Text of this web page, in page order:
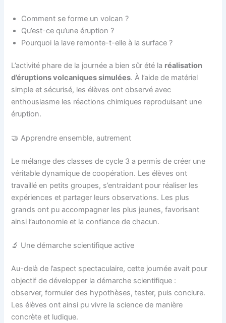
Comment se forme un volcan ?
Qu’est-ce qu’une éruption ?
Pourquoi la lave remonte-t-elle à la surface ?
L’activité phare de la journée a bien sûr été la réalisation
d’éruptions volcaniques simulées. À l’aide de matériel
simple et sécurisé, les élèves ont observé avec
enthousiasme les réactions chimiques reproduisant une
éruption.
🤝 Apprendre ensemble, autrement
Le mélange des classes de cycle 3 a permis de créer une
véritable dynamique de coopération. Les élèves ont
travaillé en petits groupes, s’entraidant pour réaliser les
expériences et partager leurs observations. Les plus
grands ont pu accompagner les plus jeunes, favorisant
ainsi l’autonomie et la confiance de chacun.
🔬 Une démarche scientifique active
Au-delà de l’aspect spectaculaire, cette journée avait pour
objectif de développer la démarche scientifique :
observer, formuler des hypothèses, tester, puis conclure.
Les élèves ont ainsi pu vivre la science de manière
concrète et ludique.